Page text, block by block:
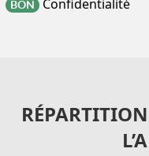
BON Confidentialité